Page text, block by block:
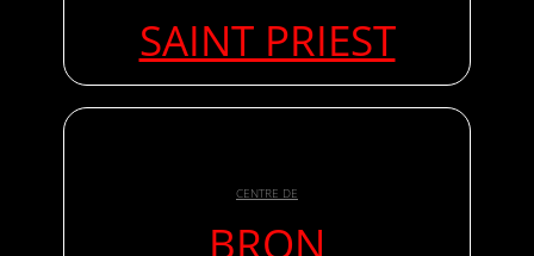
SAINT PRIEST
CENTRE DE
BRON